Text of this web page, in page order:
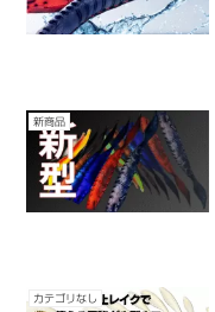
新商品
カテゴリなし